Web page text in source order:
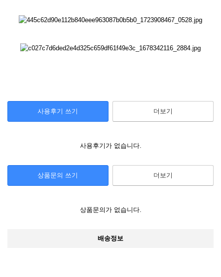
사용후기 쓰기 더보기
사용후기가 없습니다.
상품문의 쓰기 더보기
상품문의가 없습니다.
배송정보